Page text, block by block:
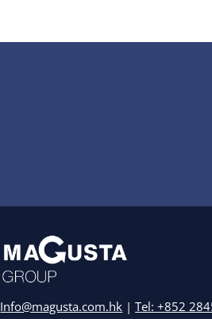
Info@magusta.com.hk |Tel: +852